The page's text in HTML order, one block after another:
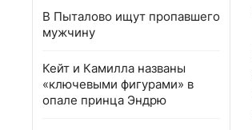
В Пыталово ищут пропавшего
мужчину
Кейт и Камилла названы
«ключевыми фигурами» в
опале принца Эндрю